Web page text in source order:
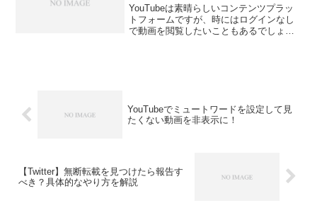
YouTubeは素晴らしいコンテンツプラッ
トフォームですが、時にはログインなし
で動画を閲覧したいこともあるでしょ
YouTubeでミュートワードを設定して見
たくない動画を非表示に！
【Twitter】無断転載を見つけたら報告す
べき？具体的なやり方を解説